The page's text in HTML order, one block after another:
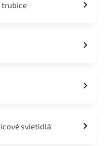
trubice
svietidlá